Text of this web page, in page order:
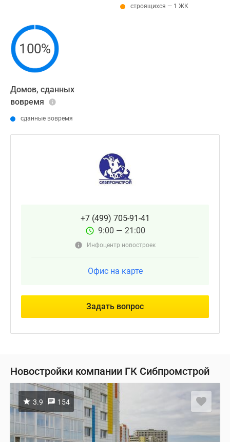
строящихся — 1 ЖК
100%
Домов, сданных
вовремя
сданные вовремя
+7 (499) 705-91-41
9:00 — 21:00
Инфоцентр новостроек
Офис на карте
Задать вопрос
Новостройки компании ГК Сибпромстрой
3.9 154